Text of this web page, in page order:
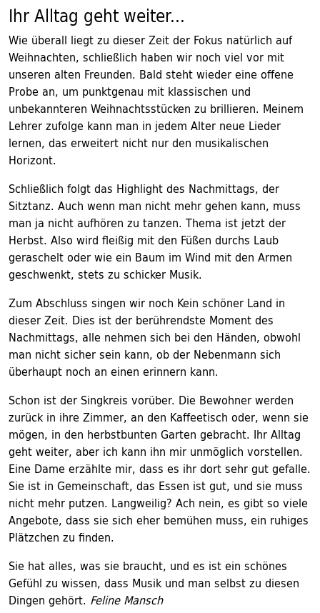
Ihr Alltag geht weiter...
Wie überall liegt zu dieser Zeit der Fokus natürlich auf
Weihnachten, schließlich haben wir noch viel vor mit
unseren alten Freunden. Bald steht wieder eine offene
Probe an, um punktgenau mit klassischen und
unbekannteren Weihnachtsstücken zu brillieren. Meinem
Lehrer zufolge kann man in jedem Alter neue Lieder
lernen, das erweitert nicht nur den musikalischen
Horizont.
Schließlich folgt das Highlight des Nachmittags, der
Sitztanz. Auch wenn man nicht mehr gehen kann, muss
man ja nicht aufhören zu tanzen. Thema ist jetzt der
Herbst. Also wird fleißig mit den Füßen durchs Laub
geraschelt oder wie ein Baum im Wind mit den Armen
geschwenkt, stets zu schicker Musik.
Zum Abschluss singen wir noch Kein schöner Land in
dieser Zeit. Dies ist der berührendste Moment des
Nachmittags, alle nehmen sich bei den Händen, obwohl
man nicht sicher sein kann, ob der Nebenmann sich
überhaupt noch an einen erinnern kann.
Schon ist der Singkreis vorüber. Die Bewohner werden
zurück in ihre Zimmer, an den Kaffeetisch oder, wenn sie
mögen, in den herbstbunten Garten gebracht. Ihr Alltag
geht weiter, aber ich kann ihn mir unmöglich vorstellen.
Eine Dame erzählte mir, dass es ihr dort sehr gut gefalle.
Sie ist in Gemeinschaft, das Essen ist gut, und sie muss
nicht mehr putzen. Langweilig? Ach nein, es gibt so viele
Angebote, dass sie sich eher bemühen muss, ein ruhiges
Plätzchen zu finden.
Sie hat alles, was sie braucht, und es ist ein schönes
Gefühl zu wissen, dass Musik und man selbst zu diesen
Dingen gehört. Feline Mansch